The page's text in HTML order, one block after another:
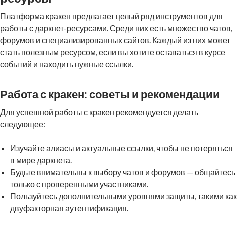
Платформа кракен предлагает целый ряд инструментов для
работы с даркнет-ресурсами. Среди них есть множество чатов,
форумов и специализированных сайтов. Каждый из них может
стать полезным ресурсом, если вы хотите оставаться в курсе
событий и находить нужные ссылки.
Работа с кракен: советы и рекомендации
Для успешной работы с кракен рекомендуется делать
следующее:
Изучайте алиасы и актуальные ссылки, чтобы не потеряться
в мире даркнета.
Будьте внимательны к выбору чатов и форумов — общайтесь
только с проверенными участниками.
Пользуйтесь дополнительными уровнями защиты, такими как
двуфакторная аутентификация.